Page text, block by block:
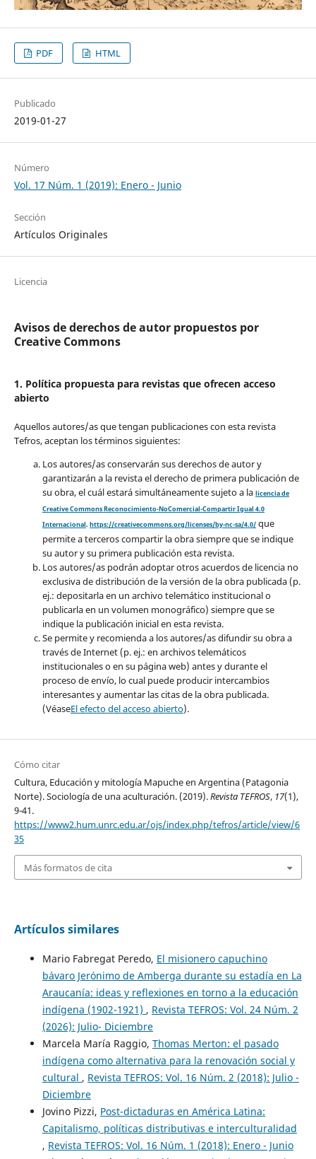
PDF HTML
Publicado
2019-01-27
Número
Vol. 17 Núm. 1 (2019): Enero - Junio
Sección
Artículos Originales
Licencia
Avisos de derechos de autor propuestos por
Creative Commons
1. Política propuesta para revistas que ofrecen acceso
abierto
Aquellos autores/as que tengan publicaciones con esta revista
Tefros, aceptan los términos siguientes:
Los autores/as conservarán sus derechos de autor y
garantizarán a la revista el derecho de primera publicación de
su obra, el cuál estará simultáneamente sujeto a la licencia de
Creative Commons Reconocimiento-NoComercial-Compartir Igual 4.0
Internacional. https://creativecommons.org/licenses/by-nc-sa/4.0/que
permite a terceros compartir la obra siempre que se indique
su autor y su primera publicación esta revista.
Los autores/as podrán adoptar otros acuerdos de licencia no
exclusiva de distribución de la versión de la obra publicada (p.
ej.: depositarla en un archivo telemático institucional o
publicarla en un volumen monográfico) siempre que se
indique la publicación inicial en esta revista.
Se permite y recomienda a los autores/as difundir su obra a
través de Internet (p. ej.: en archivos telemáticos
institucionales o en su página web) antes y durante el
proceso de envío, lo cual puede producir intercambios
interesantes y aumentar las citas de la obra publicada.
(VéaseEl efecto del acceso abierto).
Cómo citar
Cultura, Educación y mitología Mapuche en Argentina (Patagonia
Norte). Sociología de una aculturación. (2019).Revista TEFROS, 17(1),
9-41.
https://www2.hum.unrc.edu.ar/ojs/index.php/tefros/article/view/6
35
Más formatos de cita
Artículos similares
Mario Fabregat Peredo, El misionero capuchino
bávaro Jerónimo de Amberga durante su estadía en La
Araucanía: ideas y reflexiones en torno a la educación
indígena (1902-1921) , Revista TEFROS: Vol. 24 Núm. 2
(2026): Julio- Diciembre
Marcela María Raggio, Thomas Merton: el pasado
indígena como alternativa para la renovación social y
cultural , Revista TEFROS: Vol. 16 Núm. 2 (2018): Julio -
Diciembre
Jovino Pizzi, Post-dictaduras en América Latina:
Capitalismo, políticas distributivas e interculturalidad
, Revista TEFROS: Vol. 16 Núm. 1 (2018): Enero - Junio